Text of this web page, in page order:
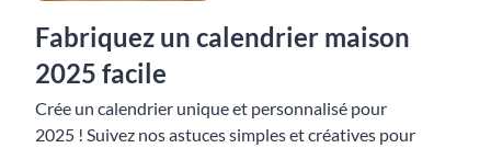
Fabriquez un calendrier maison
2025 facile
Crée un calendrier unique et personnalisé pour
2025 ! Suivez nos astuces simples et créatives pour